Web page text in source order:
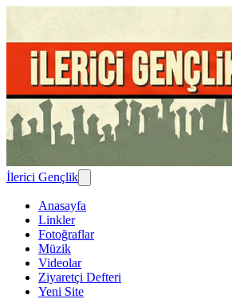
İlerici Gençlik
Anasayfa
Linkler
Fotoğraflar
Müzik
Videolar
Ziyaretçi Defteri
Yeni Site